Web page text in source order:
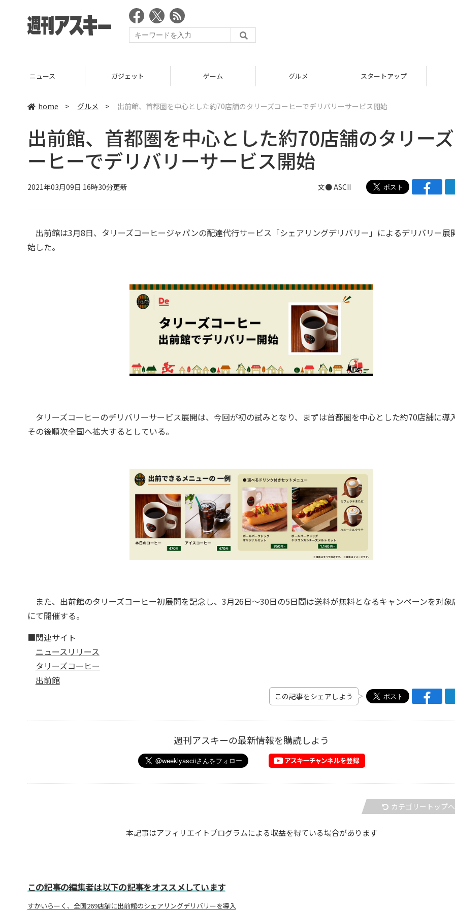
ニュース ガジェット ゲーム グルメ スタートアップ
home > グルメ > 出前館、首都圏を中心とした約70店舗のタリーズコーヒーでデリバリーサービス開始
出前館、首都圏を中心とした約70店舗のタリー
ーヒーでデリバリーサービス開始
2021年03月09日 16時30分更新 文● ASCII
出前館は3月8日、タリーズコーヒージャパンの配達代行サービス「シェアリングデリバリー」によるデリバリー展
始した。
タリーズコーヒーのデリバリーサービス展開は、今回が初の試みとなり、まずは首都圏を中心とした約70店舗に導
その後順次全国へ拡大するとしている。
また、出前館のタリーズコーヒー初展開を記念し、3月26日～30日の5日間は送料が無料となるキャンペーンを対象
にて開催する。
■関連サイト
ニュースリリース
タリーズコーヒー
出前館
この記事をシェアしよう
週刊アスキーの最新情報を購読しよう
カテゴリートップへ
本記事はアフィリエイトプログラムによる収益を得ている場合があります
この記事の編集者は以下の記事をオススメしています
すかいらーく、全国269店舗に出前館のシェアリングデリバリーを導入